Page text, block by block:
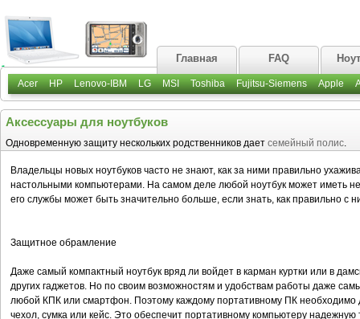
Главная FAQ
Acer HP Lenovo-IBM LG MSI Toshiba Fujitsu-Siemens Apple
Аксессуары для ноутбуков
Одновременную защиту нескольких родственников дает семейный полис.
Владельцы новых ноутбуков часто не знают, как за ними правильно
настольными компьютерами. На самом деле любой ноутбук может иметь
его службы может быть значительно больше, если знать, как правильно с
Защитное обрамление
Даже самый компактный ноутбук вряд ли войдет в карман куртки или в
других гаджетов. Но по своим возможностям и удобствам работы даже
любой КПК или смартфон. Поэтому каждому портативному ПК
чехол, сумка или кейс. Это обеспечит портативному компьютеру